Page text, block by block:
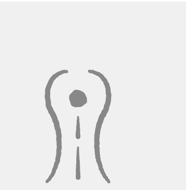
建築・デザインについて
住友コレクションについて
アクセス